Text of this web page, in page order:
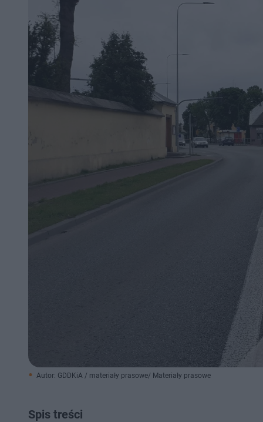
Autor: GDDKiA / materiały prasowe/ Materiały prasowe
Spis treści